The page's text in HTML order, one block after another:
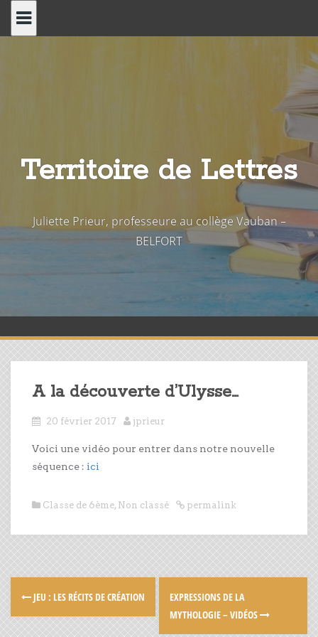
Territoire de Lettres
Juliette Prieur, professeure au collège Vauban –
BELFORT
A la découverte d’Ulysse…
20 février 2017 jprieur
Voici une vidéo pour entrer dans notre nouvelle
séquence : ici
Classe de 6ème, Non classé permalink
JEU : LES RÉCITS DE CRÉATION
EXPRESSIONS DE LA
MYTHOLOGIE – VIDÉOS